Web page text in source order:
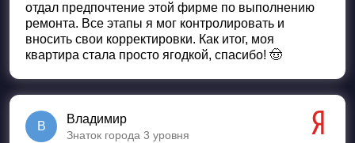
отдал предпочтение этой фирме по выполнению
ремонта. Все этапы я мог контролировать и
вносить свои корректировки. Как итог, моя
квартира стала просто ягодкой, спасибо! 🤠
В
Владимир
Знаток города 3 уровня